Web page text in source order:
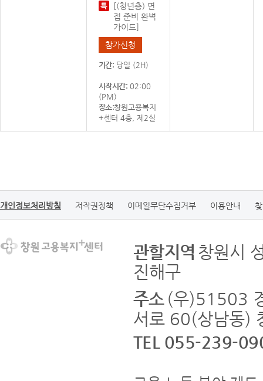
[(청년층) 면
접 준비 완벽
가이드]
참가신청
기간: 당일 (2H)
시작시간: 02:00
(PM)
장소:창원고용복지
+센터 4층, 제2실
개인정보처리방침 저작권정책 이메일무단수집거부 이용안내
관할지역 창원시
진해구
주소 (우)51503
서로 60(상남동)
TEL 055-239-